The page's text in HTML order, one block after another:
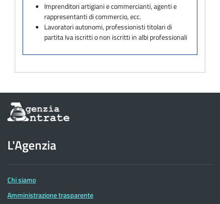
Imprenditori artigiani e commercianti, agenti e
rappresentanti di commercio, ecc.
Lavoratori autonomi, professionisti titolari di
partita Iva iscritti o non iscritti in albi professionali
Informazioni
sul
dell'Agenzia
delle
Entrate
L'Agenzia
Chi siamo
Amministrazione trasparente